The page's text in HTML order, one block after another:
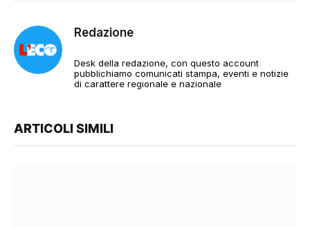
Redazione
Desk della redazione, con questo account
pubblichiamo comunicati stampa, eventi e notizie
di carattere regionale e nazionale
ARTICOLI SIMILI